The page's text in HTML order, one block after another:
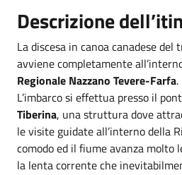
Descrizione
La discesa in canoa canadese
avviene completamente
Regionale Nazzano Tevere-Farfa.
L’imbarco si effettua presso il
Tiberina, una struttura dove
le visite guidate all’interno della
comodo ed il fiume avanza molto
la lenta corrente che